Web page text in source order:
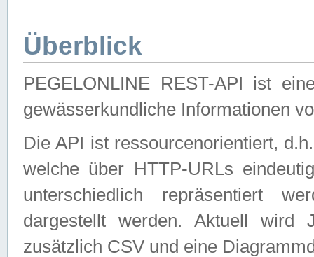
Überblick
PEGELONLINE REST-API ist
gewässerkundliche Informationen
Die API ist ressourcenorientiert,
welche über HTTP-URLs
unterschiedlich repräsentiert
dargestellt werden. Aktuell wird
zusätzlich CSV und eine